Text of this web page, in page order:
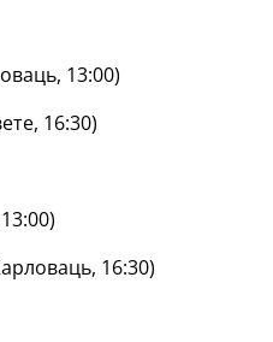
13:00)
16:30)
16:30)